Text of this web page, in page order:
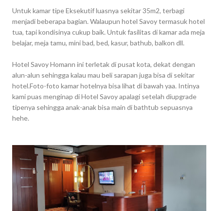
Untuk kamar tipe Eksekutif luasnya sekitar 35m2, terbagi
menjadi beberapa bagian. Walaupun hotel Savoy termasuk hotel
tua, tapi kondisinya cukup baik. Untuk fasilitas di kamar ada meja
belajar, meja tamu, mini bad, bed, kasur, bathub, balkon dll.
Hotel Savoy Homann ini terletak di pusat kota, dekat dengan
alun-alun sehingga kalau mau beli sarapan juga bisa di sekitar
hotel.Foto-foto kamar hotelnya bisa lihat di bawah yaa. Intinya
kami puas menginap di Hotel Savoy apalagi setelah diupgrade
tipenya sehingga anak-anak bisa main di bathtub sepuasnya
hehe.